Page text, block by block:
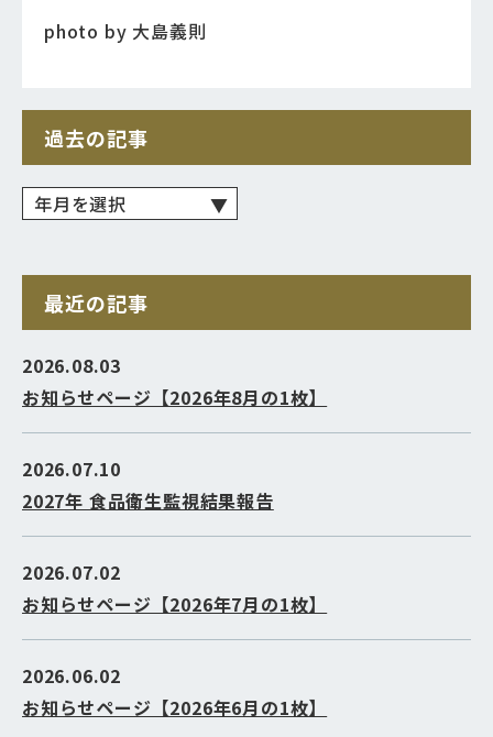
photo by 大島義則
過去の記事
最近の記事
2026.08.03
お知らせページ【2026年8月の1枚】
2026.07.10
2027年 食品衛生監視結果報告
2026.07.02
お知らせページ【2026年7月の1枚】
2026.06.02
お知らせページ【2026年6月の1枚】